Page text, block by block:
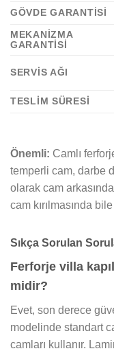
GÖVDE GARANTISI
MEKANIZMA
GARANTISI
SERVIS AĞI
TESLIM SÜRESI
Önemli: Camlı
temperli cam, darbe
olarak cam
cam kırılmasında
Sıkça Sorulan
Ferforje villa
midir?
Evet, son derece
modelinde standart
camları kullanır.